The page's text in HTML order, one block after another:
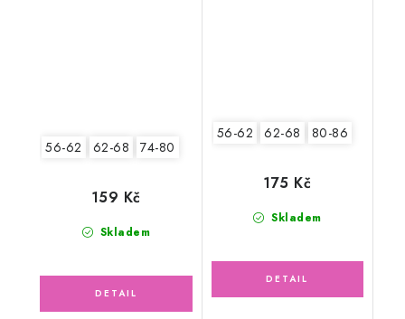
56-62 62-68 74-80
Skladem
159 Kč
56-62 62-68 80-86
Skladem
175 Kč